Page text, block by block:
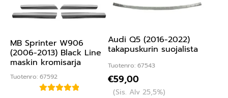
MB Sprinter W906
(2006-2013) Black Line
maskin kromisarja
Tuotenro: 67592
Audi Q5 (2016-2022)
takapuskurin suojalista
Tuotenro: 67543
€59,00
(Sis. Alv 25,5%)